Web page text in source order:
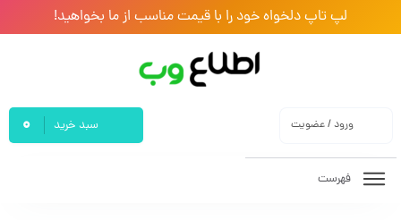
لپ تاپ دلخواه خود را با قیمت مناسب از ما بخواهید!
ورود / عضویت سبد خرید 0
فهرست